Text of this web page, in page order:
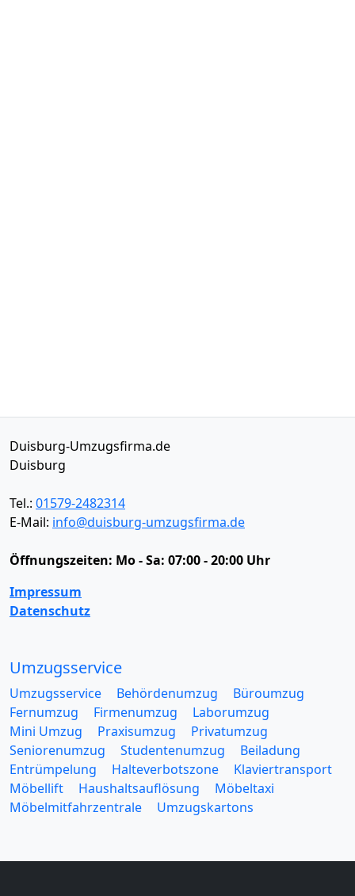
Duisburg-Umzugsfirma.de
Duisburg
Tel.: 01579-2482314
E-Mail: info@duisburg-umzugsfirma.de
Öffnungszeiten: Mo - Sa: 07:00 - 20:00 Uhr
Impressum
Datenschutz
Umzugsservice
Umzugsservice Behördenumzug
Büroumzug
Fernumzug
Firmenumzug
Laborumzug
Mini Umzug
Praxisumzug
Privatumzug
Seniorenumzug
Studentenumzug
Beiladung
Entrümpelung
Halteverbotszone
Klaviertransport
Möbellift
Haushaltsauflösung
Möbeltaxi
Möbelmitfahrzentrale
Umzugskartons